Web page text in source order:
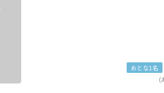
おとな1名
(